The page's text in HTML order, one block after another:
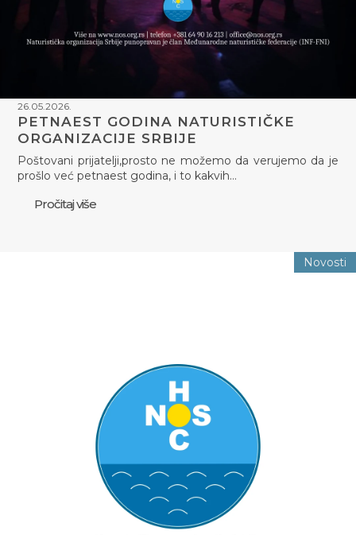
26.05.2026.
PETNAEST GODINA NATURISTIČKE
ORGANIZACIJE SRBIJE
Poštovani prijatelji,prosto ne možemo da verujemo da je
prošlo već petnaest godina, i to kakvih…
Pročitaj više
Novosti